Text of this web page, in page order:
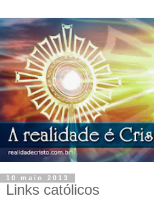
10 maio 2013
Links católicos